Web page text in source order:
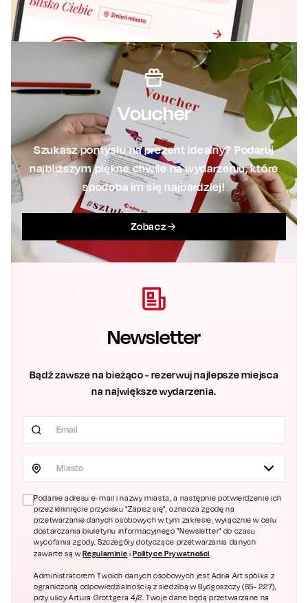
Voucher
Szukasz pomysłu na prezent idealny? Podaruj
najbliższym piękne chwile na wydarzeniu, które
spodoba im się najbardziej!
Zobacz
Newsletter
Bądź zawsze na bieżąco - rezerwuj najlepsze miejsca
na największe wydarzenia.
Miasto
Podanie adresu e-mail i nazwy miasta, a następnie potwierdzenie ich
przez kliknięcie przycisku "Zapisz się", oznacza zgodę na
przetwarzanie danych osobowych w tym zakresie, wyłącznie w celu
dostarczania biuletynu informacyjnego "Newsletter" do czasu
wycofania zgody. Szczegóły dotyczące przetwarzania danych
zawarte są wRegulaminie iPolityce Prywatności
Administratorem Twoich danych osobowych jest Adria Art spółka z
ograniczoną odpowiedzialnością z siedzibą w Bydgoszczy (85- 227),
przy ulicy Artura Grottgera 4/2. Twoje dane będą przetwarzane na